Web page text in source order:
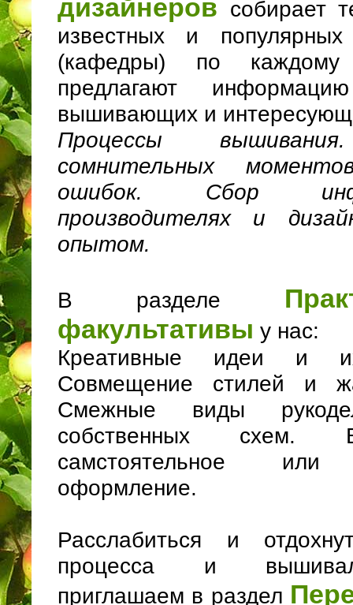
дизайнеров собирает
известных и
(кафедры) по каждому
предлагают
вышивающих и
Процессы
сомнительных
ошибок. Сбор
производителях и
опытом.
В разделе
факультативы у нас:
Креативные идеи и
Совмещение стилей и
Смежные виды
собственных схем.
самстоятельное или
оформление.
Расслабиться и
процесса и
приглашаем в раздел